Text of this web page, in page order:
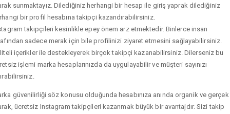
sunmaktayız. Dilediğiniz herhangi bir hesap ile giriş yaprak dilediğiniz
bir profil hesabına takipçi kazandırabilirsiniz.
takipçileri kesinlikle epey önem arz etmektedir. Binlerce insan
sadece merak için bile profilinizi ziyaret etmesini sağlayabilirsiniz.
içerikler ile destekleyerek birçok takipçi kazanabilirsiniz. Dilerseniz bu
işlemi marka hesaplarınızda da uygulayabilir ve müşteri sayınızı
güvenilirliği söz konusu olduğunda hesabınıza anında organik ve gerçek
ücretsiz Instagram takipçileri kazanmak büyük bir avantajdır. Sizi takip